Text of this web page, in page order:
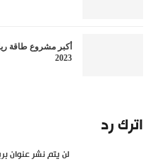
أكبر مشروع طاقة
2023
اترك رد
لن يتم نشر عنوان